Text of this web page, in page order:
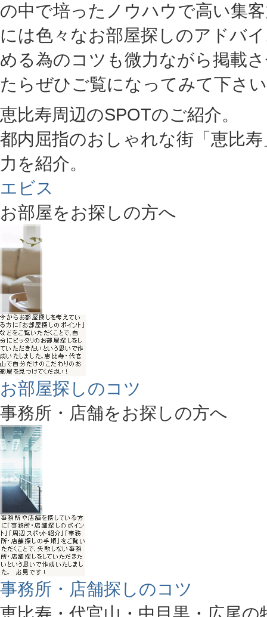
の中で培ったノウハウで高い集
には色々なお部屋探しのアドバ
める為のコツも微力ながら掲載
たらぜひご覧になってみて下さ
恵比寿周辺のSPOTのご紹介。
都内屈指のおしゃれな街「恵比
力を紹介。
エビス
お部屋をお探しの方へ
お部屋探しのコツ
事務所・店舗をお探しの方へ
事務所・店舗探しのコツ